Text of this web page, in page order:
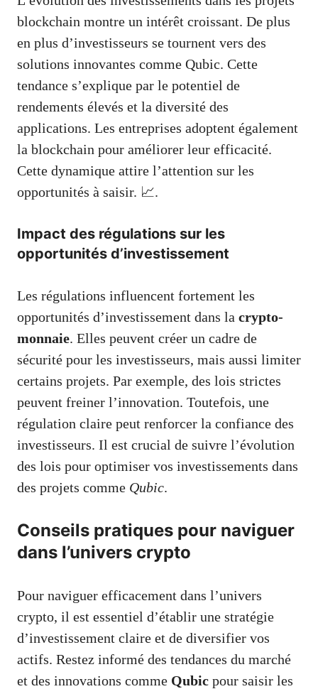
blockchain montre un intérêt croissant. De plus
en plus d’investisseurs se tournent vers des
solutions innovantes comme Qubic. Cette
tendance s’explique par le potentiel de
rendements élevés et la diversité des
applications. Les entreprises adoptent également
la blockchain pour améliorer leur efficacité.
Cette dynamique attire l’attention sur les
opportunités à saisir. 📈.
Impact des régulations sur les
opportunités d’investissement
Les régulations influencent fortement les
opportunités d’investissement dans la crypto-
monnaie. Elles peuvent créer un cadre de
sécurité pour les investisseurs, mais aussi limiter
certains projets. Par exemple, des lois strictes
peuvent freiner l’innovation. Toutefois, une
régulation claire peut renforcer la confiance des
investisseurs. Il est crucial de suivre l’évolution
des lois pour optimiser vos investissements dans
des projets comme Qubic.
Conseils pratiques pour naviguer
dans l’univers crypto
Pour naviguer efficacement dans l’univers
crypto, il est essentiel d’établir une stratégie
d’investissement claire et de diversifier vos
actifs. Restez informé des tendances du marché
et des innovations comme Qubic pour saisir les